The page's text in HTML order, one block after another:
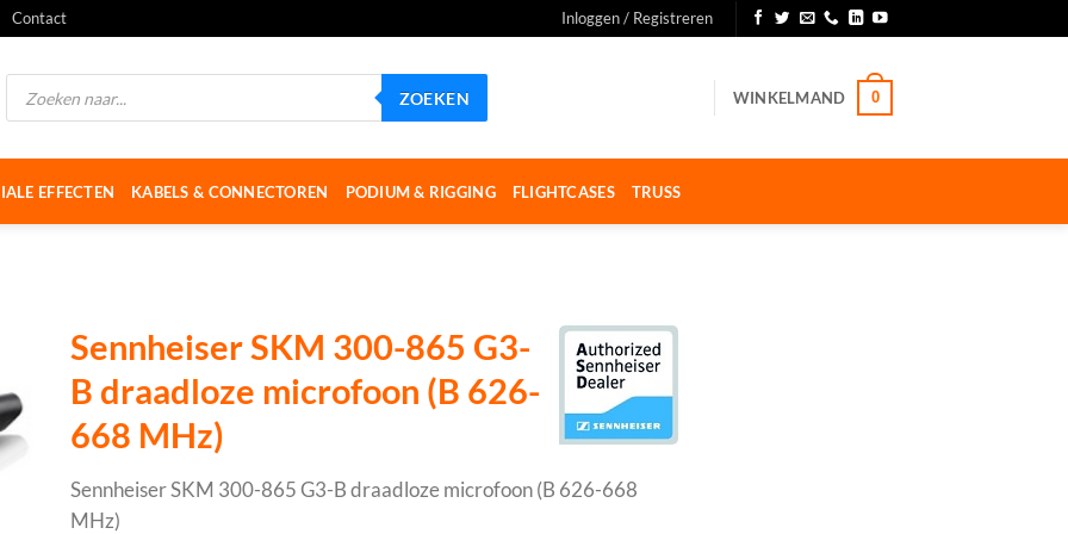
Contact Inloggen / Registreren
Producten
zoeken
ZOEKEN WINKELMAND 0
EFFECTEN KABELS & CONNECTOREN PODIUM & RIGGING FLIGHTCASES TRUSS
Sennheiser SKM 300-865 G3-
B draadloze microfoon (B 626-
668 MHz)
Sennheiser SKM 300-865 G3-B draadloze microfoon (B 626-668
MHz)